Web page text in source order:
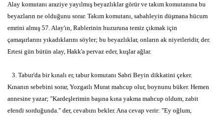
Alay komutanı araziye yayılmış beyazlıklar görür ve takım komutanına bu
beyazların ne olduğunu sorar. Takım komutanı, sabahleyin düşmana hücum
emrini almış 57. Alay'ın, Rablerinin huzuruna temiz çıkmak için
çamaşırlarını yıkadıklarını söyler; bu beyazlıklar, onların ak niyetleridir, der.
Ertesi gün bütün alay, Hakk'a pervaz eder, kuşlar ağlar.
3. Tabur'da bir kınalı er, tabur komutanı Sabri Beyin dikkatini çeker.
Kınanın sebebini sorar, Yozgatlı Murat mahcup olur, boynunu büker. Hemen
annesine yazar; "Kardeşlerimin başına kına yakma mahcup oldum, zabit
efendi sorduğunda." der, cevabını bekler. Ana cevap verir: "Ey oğlum,